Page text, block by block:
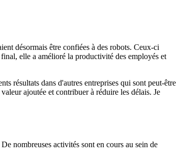
désormais être confiées à des robots. Ceux-ci
elle a amélioré la productivité des employés et
résultats dans d'autres entreprises qui sont peut-être
ajoutée et contribuer à réduire les délais. Je
nombreuses activités sont en cours au sein de